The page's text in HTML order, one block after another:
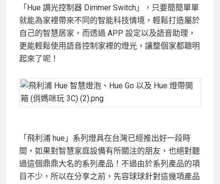
「Hue 調光控制器 Dimmer Switch」，只要簡簡單單
就能為家裡帶來不同的智能科技情境，輕鬆打造屬於
自己的智慧居家，而透過 APP 設定以及語音助理，
更能輕鬆使用語音控制家裡的燈光，讓整個家都聰明
起來了呢！
「飛利浦 hue」系列燈具在台灣已經推出好一段時
間，如果對智慧家庭設備有所關注的朋友，也絕對聽
過這個鼎鼎大名的系列產品！不過由於系列產品的項
目不少，所以在分享之前，先容球球針對這幾項產品